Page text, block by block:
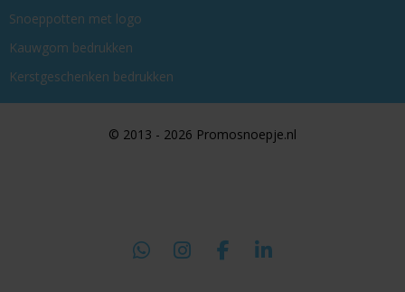
Snoeppotten met logo
Kauwgom bedrukken
Kerstgeschenken bedrukken
© 2013 - 2026 Promosnoepje.nl